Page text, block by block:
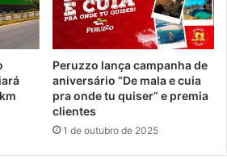
Peruzzo lança campanha de
aniversário “De mala e cuia
pra onde tu quiser” e premia
clientes
1 de outubro de 2025